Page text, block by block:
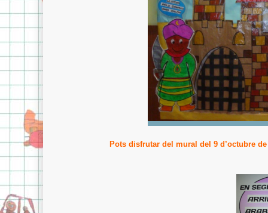
Pots disfrutar del mural del 9 d’octubre